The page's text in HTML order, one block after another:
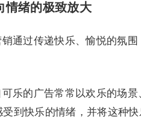
情绪的极致放大
通过传递快乐、愉悦的氛
乐的广告常常以欢乐的场
到快乐的情绪，并将这种